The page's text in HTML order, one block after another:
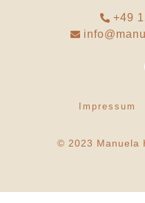
+49
Impressum
© 2023 Manuela